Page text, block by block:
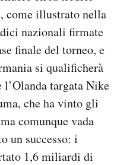
come illustrato nella
nazionali firmate
finale del torneo, e
si qualificherà
targata Nike
che ha vinto gli
comunque vada
un successo: i
1,6 miliardi di